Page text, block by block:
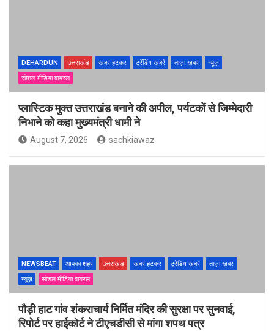
DEHARDUN उत्तराखंड खबर हटकर ट्रेंडिंग खबरें ताज़ा ख़बर
न्यूज़
सोशल मीडिया वायरल
प्लास्टिक मुक्त उत्तराखंड बनाने की अपील, पर्यटकों से जिम्मेदारी
निभाने को कहा मुख्यमंत्री धामी ने
August 7, 2026 sachkiawaz
NEWSBEAT आपका शहर उत्तराखंड खबर हटकर ट्रेंडिंग खबरें
ताज़ा ख़बर
न्यूज़
सोशल मीडिया वायरल
पौड़ी हाट गांव शंकराचार्य निर्मित मंदिर की सुरक्षा पर सुनवाई,
रिपोर्ट पर हाईकोर्ट ने टीएचडीसी से मांगा शपथ पत्र